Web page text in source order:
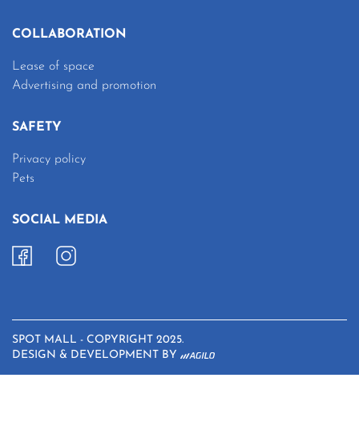
COLLABORATION
Lease of space
Advertising and promotion
SAFETY
Privacy policy
Pets
SOCIAL MEDIA
SPOT MALL - COPYRIGHT 2025.
DESIGN & DEVELOPMENT BY